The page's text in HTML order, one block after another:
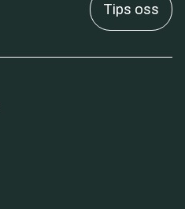
Tips oss